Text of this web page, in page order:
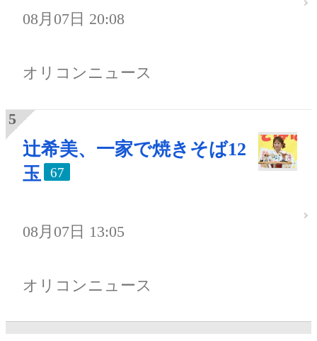
08月07日 20:08
オリコンニュース
辻希美、一家で焼きそば12
玉
67
08月07日 13:05
オリコンニュース